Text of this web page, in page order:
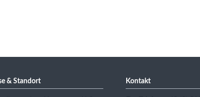
& Standort Kontakt